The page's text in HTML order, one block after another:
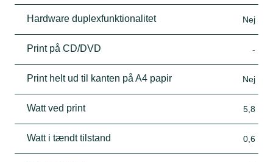
Hardware duplexfunktionalitet Nej
Print på CD/DVD -
Print helt ud til kanten på A4 papir Nej
Watt ved print 5,8
Watt i tændt tilstand 0,6